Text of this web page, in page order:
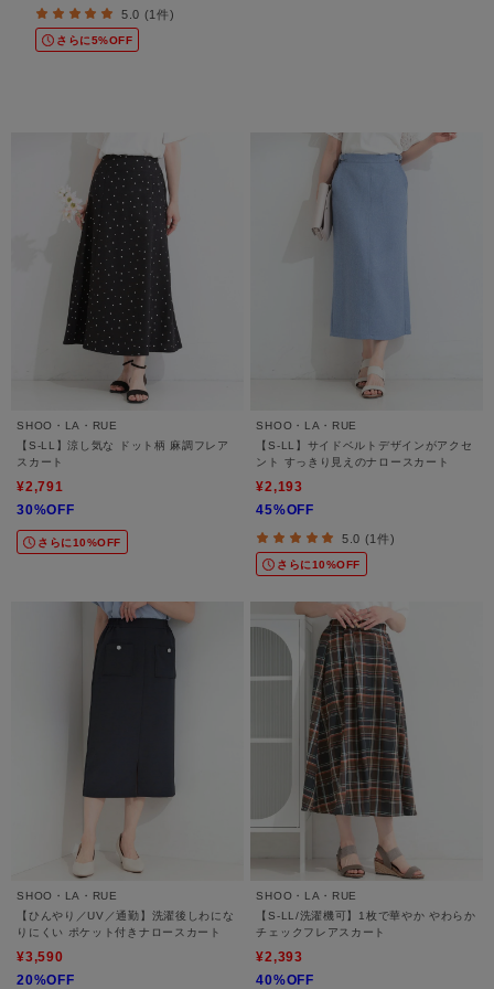
5.0 (1件)
さらに5%OFF
SHOO・LA・RUE
【S-LL】涼し気な ドット柄 麻調フレア
スカート
¥2,791
30%OFF
さらに10%OFF
SHOO・LA・RUE
【S-LL】サイドベルトデザインがアクセ
ント すっきり見えのナロースカート
¥2,193
45%OFF
5.0 (1件)
さらに10%OFF
SHOO・LA・RUE
【ひんやり／UV／通勤】洗濯後しわにな
りにくい ポケット付きナロースカート
¥3,590
20%OFF
SHOO・LA・RUE
【S-LL/洗濯機可】1枚で華やか やわらか
チェックフレアスカート
¥2,393
40%OFF